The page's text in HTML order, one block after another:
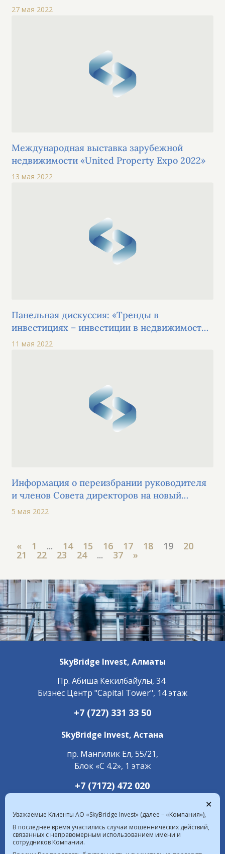
27 мая 2022
Международная выставка зарубежной
недвижимости «United Property Expo 2022»
13 мая 2022
Панельная дискуссия: «Тренды в
инвестициях – инвестиции в недвижимость,
искусство, ценные бумаги и медиа»
11 мая 2022
Информация о переизбрании руководителя
и членов Совета директоров на новый
пятилетний срок с 8 мая 2022 года
5 мая 2022
« 1 ... 14 15 16 17 18 19 20
21 22 23 24 ... 37 »
SkyBridge Invest, Алматы
Пр. ​Абиша Кекилбайулы, 34
Бизнес Центр "Capital Tower", 14 этаж
+7 (727) 331 33 50
SkyBridge Invest,Астана
пр. Мангилик Ел, 55/21,
Блок «С 4.2», 1 этаж
+7 (7172) 472 020
✕
Уважаемые Клиенты АО «SkyBridge Invest» (далее – «Компания»),
В последнее время участились случаи мошеннических действий,
связанных с неправомерным использованием имени и
сотрудников Компании.